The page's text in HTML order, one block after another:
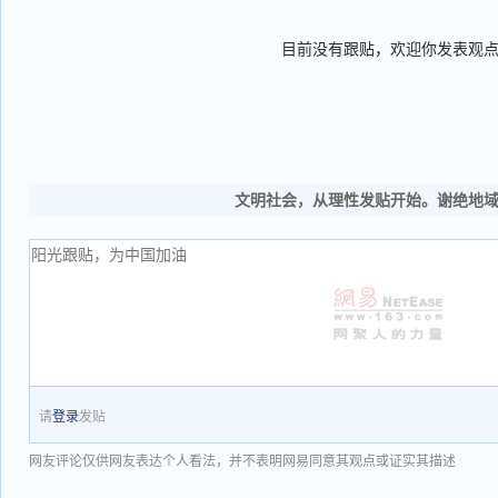
目前没有跟贴，欢迎你发表观点
文明社会，从理性发贴开始。谢绝地
请登录发贴
网友评论仅供网友表达个人看法，并不表明网易同意其观点或证实其描述